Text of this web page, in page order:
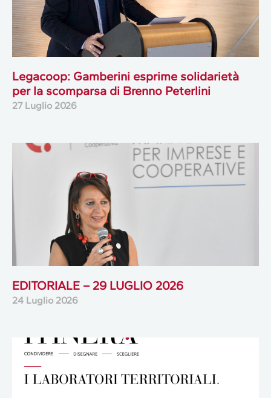
Legacoop: Gamberini esprime solidarietà
per la scomparsa di Brenno Peterlini
27 Luglio 2026
EDITORIALE – 29 LUGLIO 2026
24 Luglio 2026